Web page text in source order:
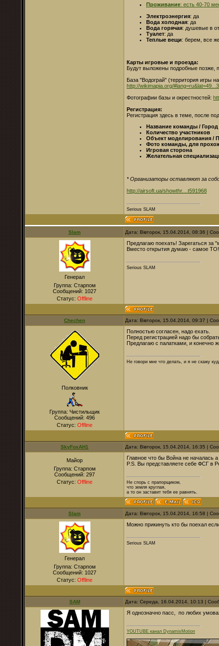
Проживание: есть 40-70
Электроэнергия: да
Вода холодная: да
Вода горячая: душевые в
Туалет: да
Теплые вещи: берем, все
Карты игровые и проезда:
Будут выложены подробные позже,
База "Водограй" (территория игры
http://wikimapia.org/
Фотографии базы и окрестностей:
Регистрация:
Регистрация здесь в теме, после
Название команды / Город
Количество участников
Объект моделирования /
Фото команды, для
Игровая сторона
Желательная
* Организаторы оставляют за
http://airsoft.ua/showthr....t591968
Serious SLAM
Slam Дата: Вівторок, 15.04.2014, 08:36 |
Генерал
Группа: Старпом
Сообщений: 1027
Статус: Offline
Предлагаю поехать! Зарегаться за
Вместо открытия думаю - самое ТО!
Serious SLAM
Chechen Дата: Вівторок, 15.04.2014, 09:37 |
Полковник
Группа: Чистильщик
Сообщений: 496
Статус: Offline
Полностью согласен, надо ехать.
Перед регистрацией надо бы
Предлагаю с палатками, и конечно
Не говори мне что делать, и я не скажу
SkyFoxAH1 Дата: Вівторок, 15.04.2014, 16:35 |
Майор
Группа: Старпом
Сообщений: 297
Статус: Offline
Главное что бы Война не началась
P.S. Вы представляете себе ФСГ в
Не спорь с прапорщиком,
что земля круглая,
а то он заставит тебя ее равнять.
Slam Дата: Вівторок, 15.04.2014, 16:58 |
Генерал
Группа: Старпом
Сообщений: 1027
Статус: Offline
Можно прикинуть кто бы поехал
Serious SLAM
SAM Дата: Середа, 16.04.2014, 10:13 |
Я однозначно пасс, по любих
YOUTUBE канал DynamixMotion